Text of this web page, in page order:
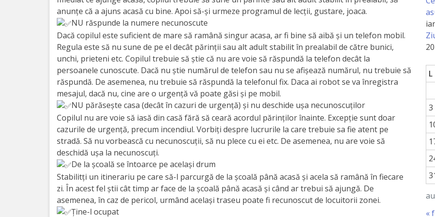
activitate
Transparență
Achiziții
publice
Invitații
participare
Planuri
achiziții
anunţe că a ajuns acasă cu bine. Apoi să-şi urmeze programul de lecţii, gustare, joaca.
NU răspunde la numere necunoscute
Dacă copilul este suficient de mare să ramână singur acasa, ar fi bine să aibă şi un telefon mobil.
Regula este să nu sune de pe el decât părinţii sau alt adult stabilit în prealabil de către bunici,
unchi, prieteni etc. Copilul trebuie să ştie că nu are voie să răspundă la telefon decât la
persoanele cunoscute. Dacă nu ştie numărul de telefon sau nu se afişează numărul, nu trebuie să
răspundă. De asemenea, nu trebuie să răspundă la telefonul fix. Daca ai robot se va înregistra
mesajul, dacă nu, cine are o urgenţă vă poate găsi şi pe mobil.
NU părăseşte casa (decât în cazuri de urgenţă) şi nu deschide uşa necunoscuţilor
Copilul nu are voie să iasă din casă fără să ceară acordul părinţilor înainte. Excepţie sunt doar
cazurile de urgenţă, precum incendiul. Vorbiţi despre lucrurile la care trebuie sa fie atent pe
stradă. Să nu vorbească cu necunoscuţii, să nu plece cu ei etc. De asemenea, nu are voie să
deschidă uşa la necunoscuţi.
De la şcoală se întoarce pe acelaşi drum
Stabilitţi un itinerariu pe care să-l parcurgă de la şcoală până acasă şi acela să ramână în fiecare
zi. În acest fel ştii cât timp ar face de la şcoală până acasă şi când ar trebui să ajungă. De
asemenea, în caz de pericol, urmând acelaşi traseu poate fi recunoscut de locuitorii zonei.
Ţine-l ocupat
L
3
«